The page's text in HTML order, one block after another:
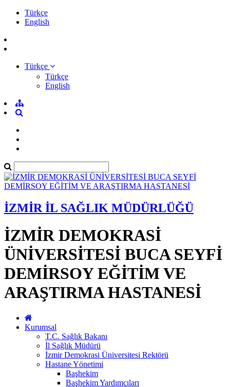
Türkçe
English
Türkçe
Türkçe
English
İZMİR İL SAĞLIK MÜDÜRLÜĞÜ
İZMİR DEMOKRASİ
ÜNİVERSİTESİ BUCA SEYFİ
DEMİRSOY EĞİTİM VE
ARAŞTIRMA HASTANESİ
Kurumsal
T.C. Sağlık Bakanı
İl Sağlık Müdürü
İzmir Demokrasi Üniversitesi Rektörü
Hastane Yönetimi
Başhekim
Başhekim Yardımcıları